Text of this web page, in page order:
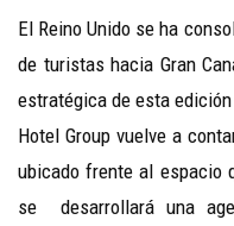
El Reino Unido se ha
de turistas hacia Gran
estratégica de esta
Hotel Group vuelve a
ubicado frente al espacio
se desarrollará una